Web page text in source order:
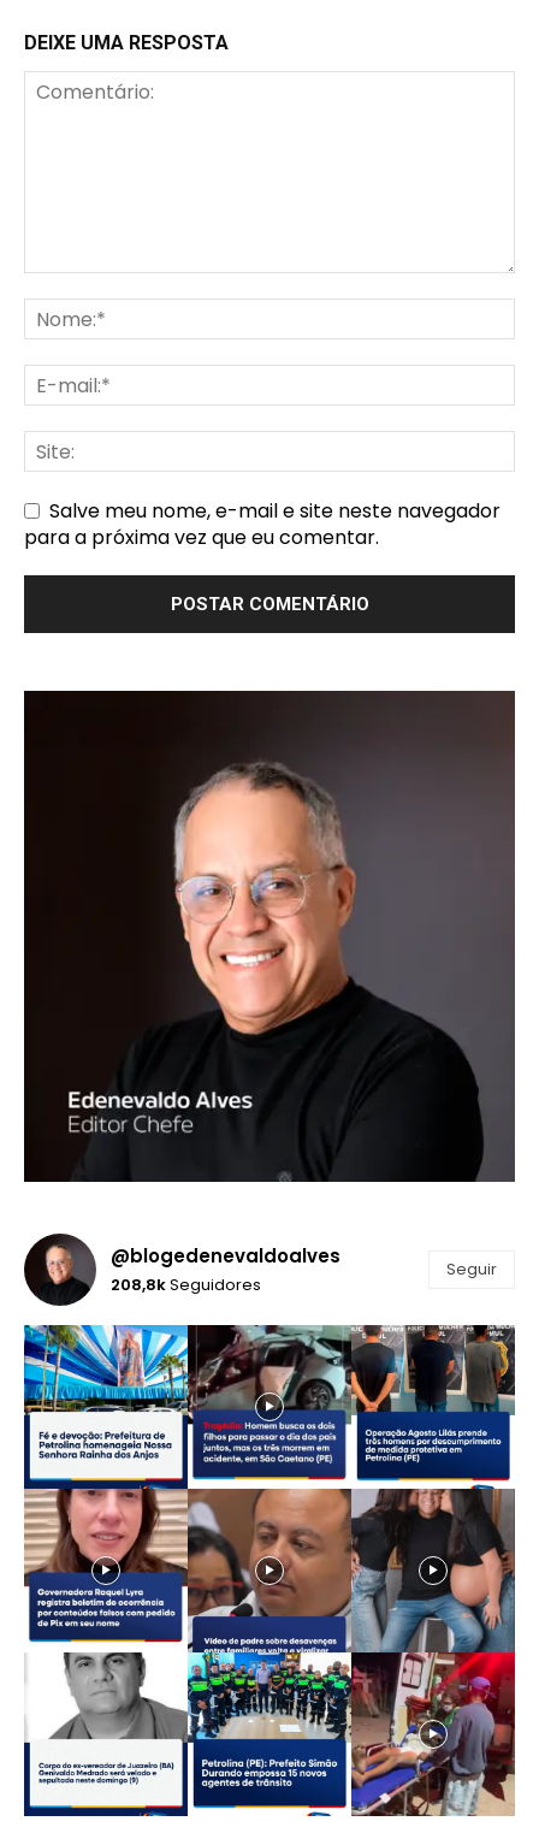
DEIXE UMA RESPOSTA
Salve meu nome, e-mail e site neste navegador
para a próxima vez que eu comentar.
@blogedenevaldoalves
208,8kSeguidores
Seguir